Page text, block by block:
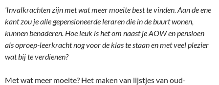
‘Invalkrachten zijn met wat meer moeite best te vinden. Aan de ene
kant zou je alle gepensioneerde leraren die in de buurt wonen,
kunnen benaderen. Hoe leuk is het om naast je AOW en pensioen
als oproep-leerkracht nog voor de klas te staan en met veel plezier
wat bij te verdienen?
Met wat meer moeite? Het maken van lijstjes van oud-